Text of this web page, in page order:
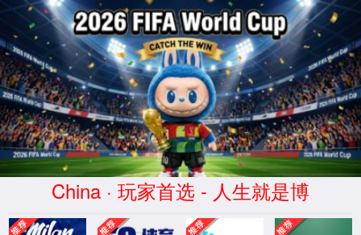
CHINA·金沙总站4066-品牌官网
服务器错误
404 - 找不到文件或目录。
您要查找的资源可能已被删除，已更改名称或者暂时不可用。
XML 地图